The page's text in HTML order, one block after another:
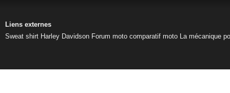
Liens externes
Sweat shirt Harley Davidson Forum moto comparatif moto La mécanique